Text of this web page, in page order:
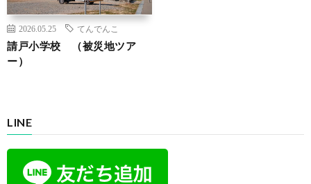
2026.05.25 てんでんこ
請戸小学校 （被災地ツア
ー）
LINE